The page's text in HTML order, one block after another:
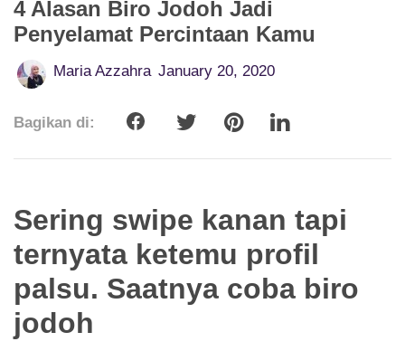
Tentang Kami
Layanan
App
Hubungi Kami
4 Alasan Biro Jodoh Jadi
Penyelamat Percintaan Kamu
Maria Azzahra January 20, 2020
Bagikan di:
Sering swipe kanan tapi
ternyata ketemu profil
palsu. Saatnya coba biro
jodoh